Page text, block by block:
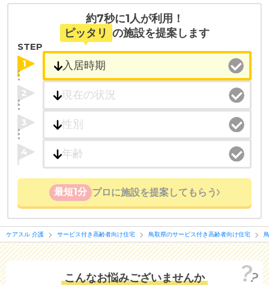
たとえば「カラオケ」「麻雀」が楽しめる施設、
「夫婦入居可」の施設、「看取り可」の施設など、
医療・看護体制から施設を探すこともできます。
約7秒に1人が利用！
ピッタリ の施設を提案します
STEP
1
2
3
4
最短1分 プロに施設を提案してもらう
ケアスル 介護 サービス付き高齢者向け住宅 鳥取県のサービス付き高齢者向け住宅
こんなお悩みございませんか